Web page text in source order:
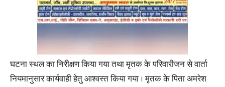
घटना स्थल का निरीक्षण किया गया तथा मृतक के परिवारीजन से वार्ता
नियमानुसार कार्यवाही हेतु आश्वस्त किया गया । मृतक के पिता अमरेश